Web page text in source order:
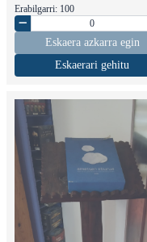
Erabilgarri: 100
Eskaera azkarra egin
Eskaerari gehitu